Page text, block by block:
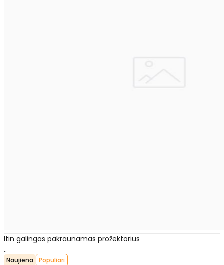
Itin galingas pakraunamas prožektorius
..
Naujiena Populiari